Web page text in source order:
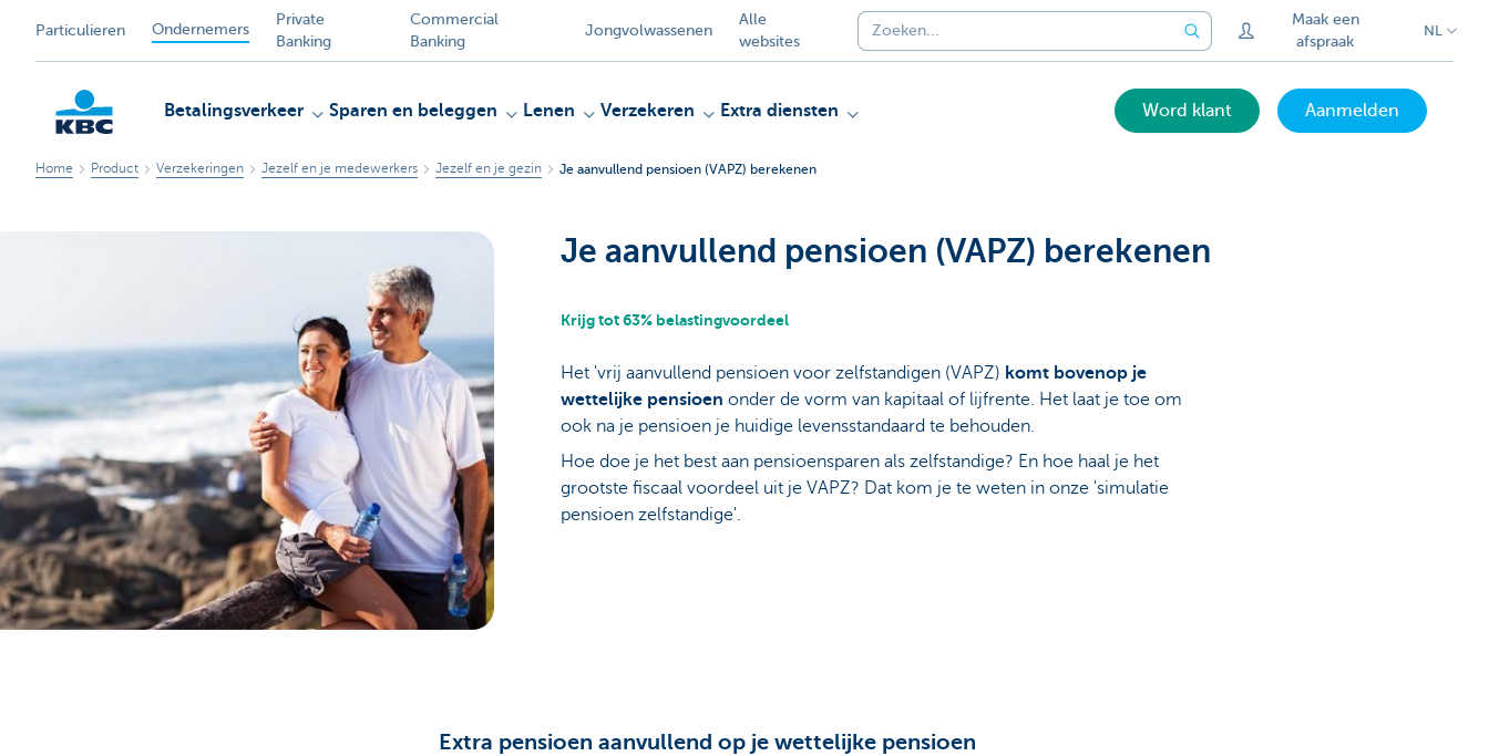
Particulieren Ondernemers
Private
Banking
Commercial
Banking
Jongvolwassenen
Alle
websites
Maak een
afspraak
NL
Ondernemers
Betalingsverkeer Sparen en beleggen Lenen Verzekeren Extra diensten Word klant Aanmelden
Home Product Verzekeringen Jezelf en je medewerkers Jezelf en je gezin Je aanvullend pensioen (VAPZ) berekenen
Je aanvullend pensioen (VAPZ) berekenen
Krijg tot 63% belastingvoordeel
Het 'vrij aanvullend pensioen voor zelfstandigen (VAPZ) komt bovenop je
wettelijke pensioen onder de vorm van kapitaal of lijfrente. Het laat je toe om
ook na je pensioen je huidige levensstandaard te behouden.
Hoe doe je het best aan pensioensparen als zelfstandige? En hoe haal je het
grootste fiscaal voordeel uit je VAPZ? Dat kom je te weten in onze 'simulatie
pensioen zelfstandige'.
Extra pensioen aanvullend op je wettelijke pensioen